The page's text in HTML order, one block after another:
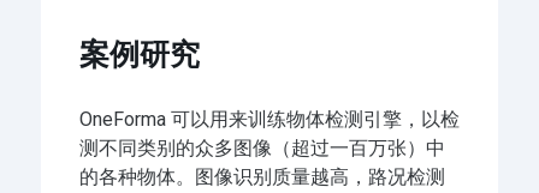
案例研究
OneForma 可以用来训练物体检测引擎，以检
测不同类别的众多图像（超过一百万张）中
的各种物体。图像识别质量越高，路况检测